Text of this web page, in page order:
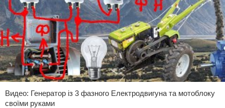
Видео: Генератор із 3 фазного Електродвигуна та мотоблоку
своїми руками